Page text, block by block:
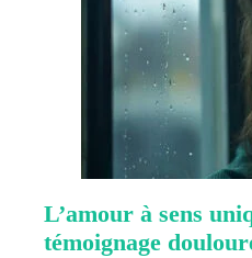
L’amour à sens
témoignage